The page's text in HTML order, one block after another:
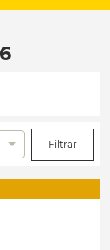
Filtrar